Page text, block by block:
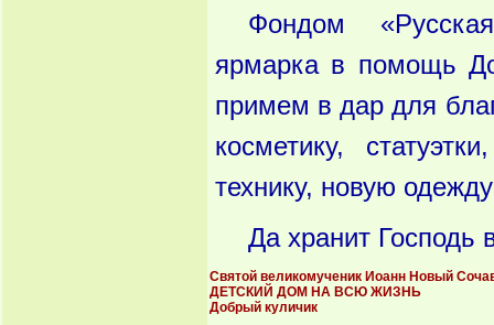
Фондом
ярмарка в помощь
примем в дар для
косметику,
технику, новую
Да хранит Господь
Святой великомученик Иоанн Новый
ДЕТСКИЙ ДОМ НА ВСЮ ЖИЗНЬ
Добрый куличик